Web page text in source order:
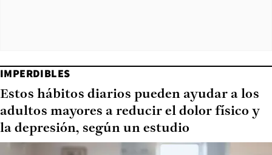
IMPERDIBLES
Estos hábitos diarios pueden ayudar a los
adultos mayores a reducir el dolor físico y
la depresión, según un estudio